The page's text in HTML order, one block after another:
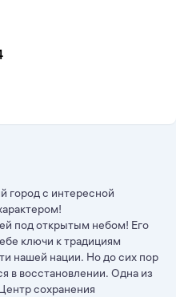
с интересной
под открытым небом! Его
ключи к традициям
нашей нации. Но до сих пор
в восстановлении. Одна из
сохранения